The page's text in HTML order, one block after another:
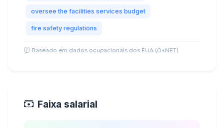
oversee the facilities services budget
fire safety regulations
Baseado em dados ocupacionais dos EUA (O*NET)
Faixa salarial